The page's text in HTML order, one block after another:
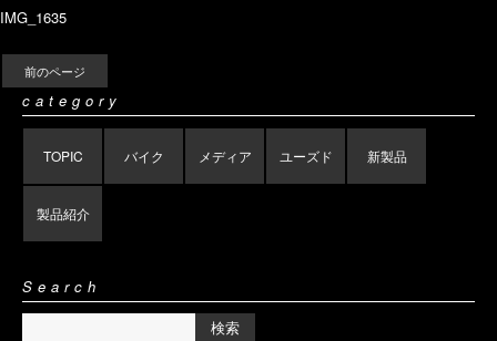
IMG_1635
前のページ
category
TOPIC バイク メディア ユーズド 新製品
製品紹介
Search